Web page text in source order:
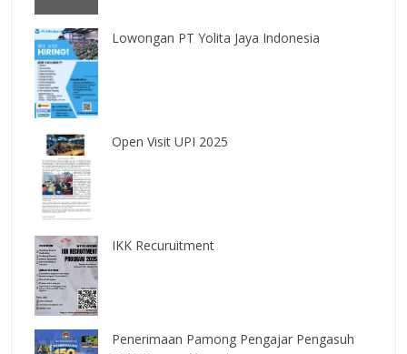
Lowongan PT Yolita Jaya Indonesia
Open Visit UPI 2025
IKK Recuruitment
Penerimaan Pamong Pengajar Pengasuh